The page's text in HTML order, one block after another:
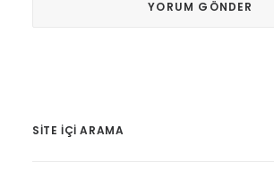
SITE IÇI ARAMA